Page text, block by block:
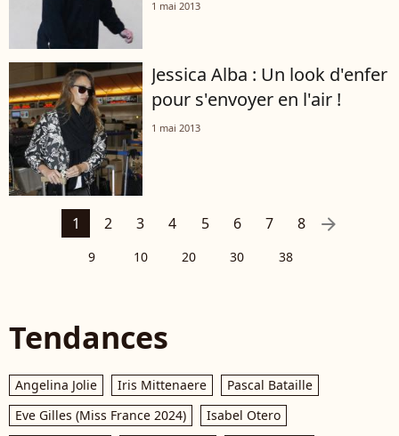
1 mai 2013
Jessica Alba : Un look d'enfer
pour s'envoyer en l'air !
1 mai 2013
1 2 3 4 5 6 7 8
9 10 20 30 38
arrow_right
Tendances
Angelina Jolie Iris Mittenaere
Pascal Bataille
Eve Gilles (Miss France 2024)
Isabel Otero